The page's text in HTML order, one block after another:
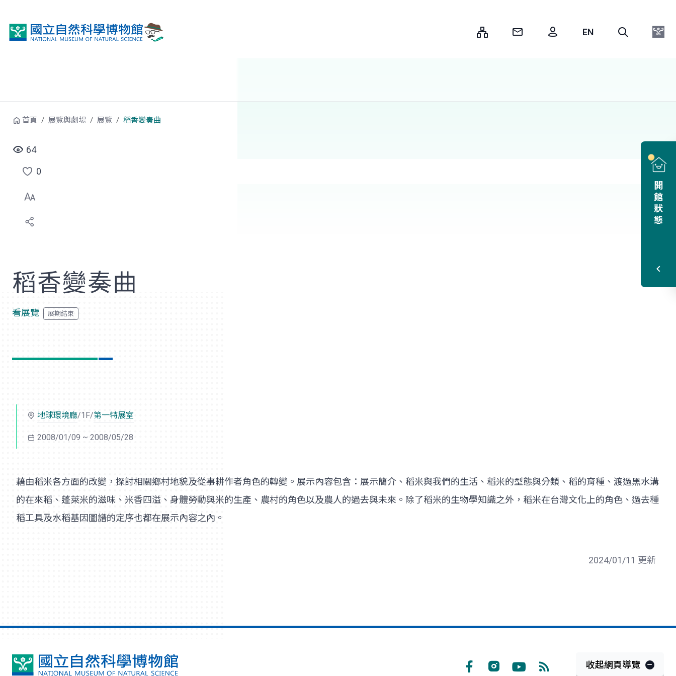
開館狀態
首頁 展覽與劇場 展覽 稻香變奏曲
64
點
選
喜
0
稻香變奏曲
看展覽
地球環境廳/1F/第一特展室
2008/01/09 ~ 2008/05/28
藉由稻米各方面的改變，探討相關鄉村地貌及從事耕作者角色的轉變。展示內容包含：展示簡介、稻米與我們的生活、稻米的型態與分類、稻的育種、渡過黑水溝
的在來稻、蓬萊米的滋味、米香四溢、身體勞動與米的生產、農村的角色以及農人的過去與未來。除了稻米的生物學知識之外，稻米在台灣文化上的角色、過去種
稻工具及水稻基因圖譜的定序也都在展示內容之內。
2024/01/11 更新
國
收起網頁導覽